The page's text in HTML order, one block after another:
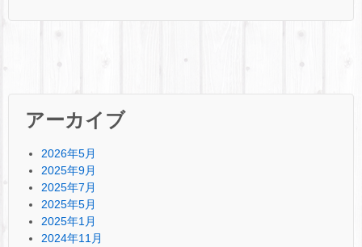
アーカイブ
2026年5月
2025年9月
2025年7月
2025年5月
2025年1月
2024年11月